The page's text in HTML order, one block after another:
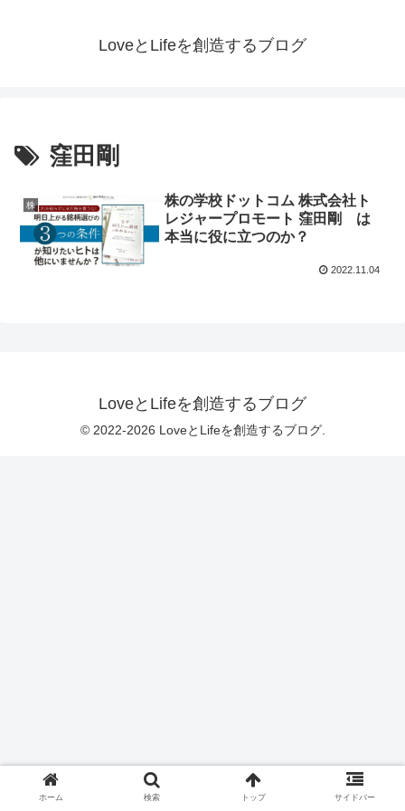
LoveとLifeを創造するブログ
窪田剛
株
株の学校ドットコム 株式会社ト
レジャープロモート 窪田剛 は
本当に役に立つのか？
2022.11.04
LoveとLifeを創造するブログ
© 2022-2026 LoveとLifeを創造するブログ.
ホーム 検索 トップ サイドバー